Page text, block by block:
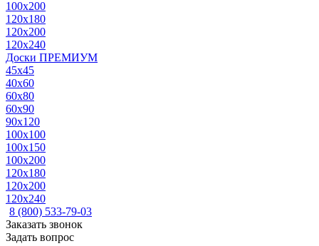
100x200
120x180
120x200
120x240
Доски ПРЕМИУМ
45x45
40x60
60x80
60x90
90x120
100x100
100x150
100x200
120x180
120x200
120x240
8 (800) 533-79-03
Заказать звонок
Задать вопрос